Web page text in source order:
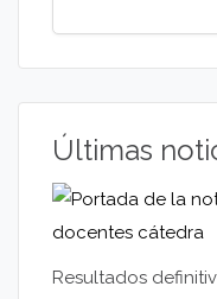
Últimas
Resultados